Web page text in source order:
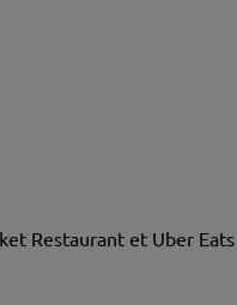
Restaurant et Uber Eats